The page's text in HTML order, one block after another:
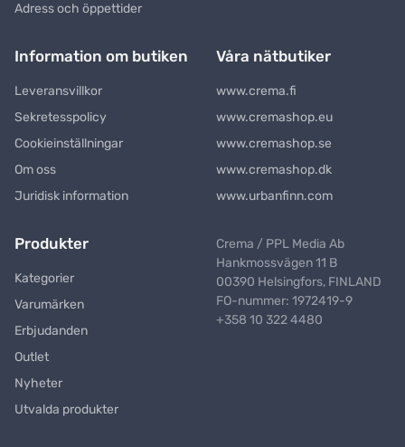
Adress och öppettider
Information om butiken
Leveransvillkor
Sekretesspolicy
Cookieinställningar
Om oss
Juridisk information
Våra nätbutiker
www.crema.fi
www.cremashop.eu
www.cremashop.se
www.cremashop.dk
www.urbanfinn.com
Produkter
Kategorier
Varumärken
Erbjudanden
Outlet
Nyheter
Utvalda produkter
Crema / PPL Media Ab
Hankmossvägen 11 B
00390 Helsingfors, FINLAND
FO-nummer: 1972419-9
+358 10 322 4480